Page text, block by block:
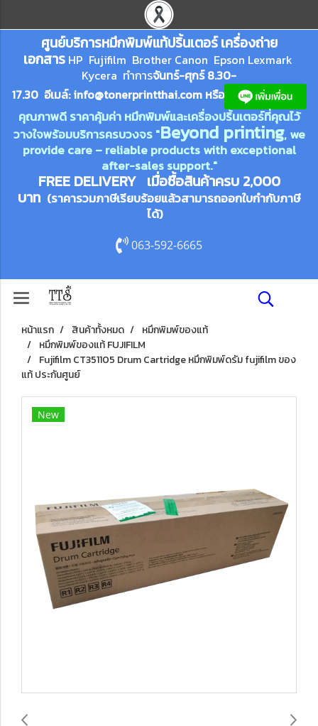
ศูนย์บริการหมึกพิมพ์แท้ปริ้นเตอร์ เครื่องถ่าย
เอกสาร HP Fujifilm Brother Canon Epson Lexmark
Kycera ทำการจันทร์-ศุกร์ 8.30-
17.30 อีเมล์:info@tonerprintthai.com หรือ
คุณภาพดี ราคาคุ้มค่า หมึกพิมพ์และเครื่องปริ้นเตอร์ที่คุณไว้
วางใจพร้อมบริการครบวงจร "Beyond printing, we
provide care – reliable products with exceptional
after-sales support."
FREE DELIVERY เมื่อซื้อสินค้าครบ 2,000
บาท (ราคารวมภาษีเรียบร้อยแล้วสามารถออกใบกำกับภาษี
ได้)
063-592-6665
หน้าแรก สินค้าทั้งหมด
หมึกพิมพ์ของแท้
หมึกพิมพ์ของแท้ FUJIFILM
Fujifilm CT351105 Drum Cartridge หมึกพิมพ์ดรัม fujifilm ของ
แท้ ประกันศูนย์
New